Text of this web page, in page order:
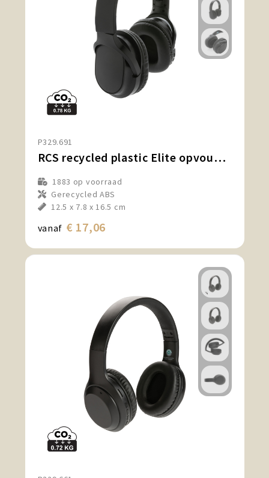
P329.691
RCS recycled plastic Elite opvouwbare draadloze koptelefoon
1883 op voorraad
Gerecycled ABS
12.5 x 7.8 x 16.5 cm
vanaf € 17,06